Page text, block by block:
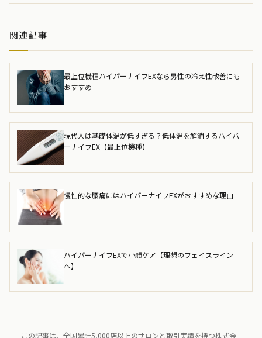
関連記事
最上位機種ハイパーナイフEXなら男性の冷え性改善にも
おすすめ
現代人は基礎体温が低すぎる？低体温を解消するハイパ
ーナイフEX【最上位機種】
慢性的な腰痛にはハイパーナイフEXがおすすめな理由
ハイパーナイフEXで小顔ケア【理想のフェイスライン
へ】
この記事は、全国累計5,000店以上のサロンと取引実績を持つ株式会